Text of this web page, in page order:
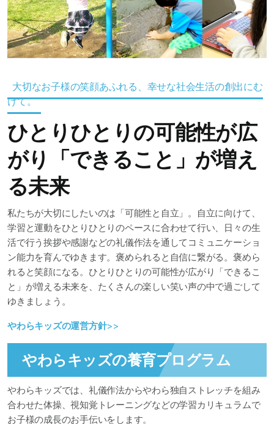
大切なお子様の笑顔あふれる、幸せな社会生活の創出にむ
けて。
ひとりひとりの可能性が広
がり「できること」が増え
る未来
私たちが大切にしたいのは「可能性と自立」。自立に向けて、
学習と運動をひとりひとりのペースに合わせて行い、日々の生
活で行う挨拶や感謝などの礼儀作法を通してコミュニケーショ
ン能力を育んでゆきます。褒められると自信に繋がる。褒めら
れると笑顔になる。ひとりひとりの可能性が広がり「できるこ
と」が増える未来を、たくさんの楽しい笑い声の中で過ごして
ゆきましょう。
やわらキッズの運営方針>>
やわらキッズの養育プログラム
やわらキッズでは、礼儀作法からやわら独自ストレッチを組み
合わせた体操、視知覚トレーニングなどの学習カリキュラムで
お子様の成長のお手伝いをします。